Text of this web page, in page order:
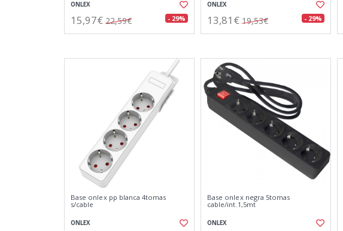
ONLEX
15,97€ 22,59€ - 29%
ONLEX
13,81€ 19,53€ - 29%
Base onlex pp blanca 4tomas
s/cable
ONLEX
Base onlex negra 5tomas
cable/int.1,5mt
ONLEX